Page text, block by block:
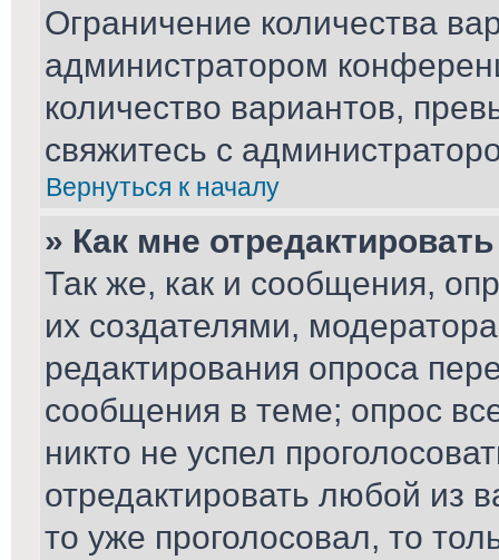
Ограничение количества
администратором
количество вариантов,
свяжитесь с
Вернуться к началу
» Как мне
Так же, как и сообщения,
их создателями,
редактирования опроса
сообщения в теме; опрос
никто не успел
отредактировать любой из
то уже проголосовал, то